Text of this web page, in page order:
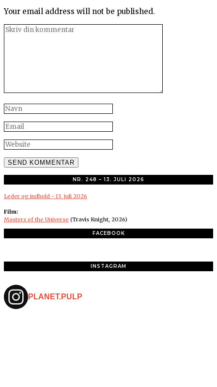
Your email address will not be published.
NR. 248 – 13. JULI 2026
Leder og indhold - 13. juli 2026
Film:
Masters of the Universe (Travis Knight, 2026)
FACEBOOK
INSTAGRAM
PLANET.PULP